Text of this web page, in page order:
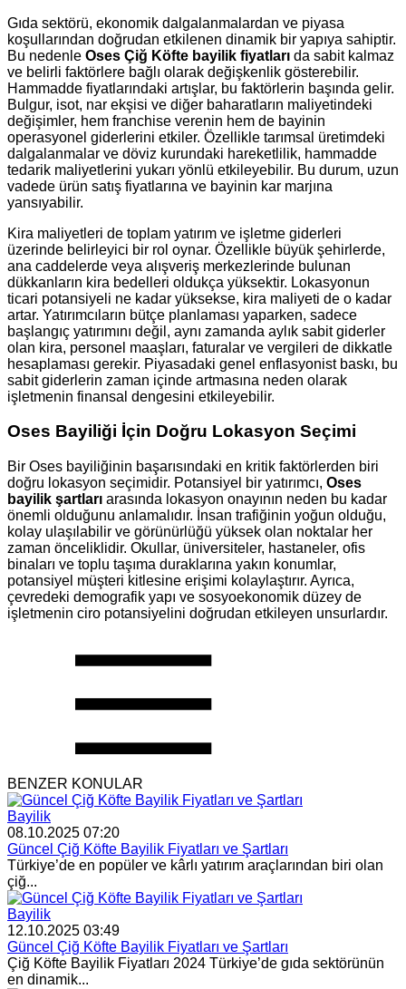
Gıda sektörü, ekonomik dalgalanmalardan ve piyasa
koşullarından doğrudan etkilenen dinamik bir yapıya sahiptir.
Bu nedenle Oses Çiğ Köfte bayilik fiyatları da sabit kalmaz
ve belirli faktörlere bağlı olarak değişkenlik gösterebilir.
Hammadde fiyatlarındaki artışlar, bu faktörlerin başında gelir.
Bulgur, isot, nar ekşisi ve diğer baharatların maliyetindeki
değişimler, hem franchise verenin hem de bayinin
operasyonel giderlerini etkiler. Özellikle tarımsal üretimdeki
dalgalanmalar ve döviz kurundaki hareketlilik, hammadde
tedarik maliyetlerini yukarı yönlü etkileyebilir. Bu durum, uzun
vadede ürün satış fiyatlarına ve bayinin kar marjına
yansıyabilir.
Kira maliyetleri de toplam yatırım ve işletme giderleri
üzerinde belirleyici bir rol oynar. Özellikle büyük şehirlerde,
ana caddelerde veya alışveriş merkezlerinde bulunan
dükkanların kira bedelleri oldukça yüksektir. Lokasyonun
ticari potansiyeli ne kadar yüksekse, kira maliyeti de o kadar
artar. Yatırımcıların bütçe planlaması yaparken, sadece
başlangıç yatırımını değil, aynı zamanda aylık sabit giderler
olan kira, personel maaşları, faturalar ve vergileri de dikkatle
hesaplaması gerekir. Piyasadaki genel enflasyonist baskı, bu
sabit giderlerin zaman içinde artmasına neden olarak
işletmenin finansal dengesini etkileyebilir.
Oses Bayiliği İçin Doğru Lokasyon Seçimi
Bir Oses bayiliğinin başarısındaki en kritik faktörlerden biri
doğru lokasyon seçimidir. Potansiyel bir yatırımcı, Oses
bayilik şartları arasında lokasyon onayının neden bu kadar
önemli olduğunu anlamalıdır. İnsan trafiğinin yoğun olduğu,
kolay ulaşılabilir ve görünürlüğü yüksek olan noktalar her
zaman önceliklidir. Okullar, üniversiteler, hastaneler, ofis
binaları ve toplu taşıma duraklarına yakın konumlar,
potansiyel müşteri kitlesine erişimi kolaylaştırır. Ayrıca,
çevredeki demografik yapı ve sosyoekonomik düzey de
işletmenin ciro potansiyelini doğrudan etkileyen unsurlardır.
BENZER KONULAR
Bayilik
08.10.2025 07:20
Güncel Çiğ Köfte Bayilik Fiyatları ve Şartları
Türkiye’de en popüler ve kârlı yatırım araçlarından biri olan
çiğ...
Bayilik
12.10.2025 03:49
Güncel Çiğ Köfte Bayilik Fiyatları ve Şartları
Çiğ Köfte Bayilik Fiyatları 2024 Türkiye’de gıda sektörünün
en dinamik...